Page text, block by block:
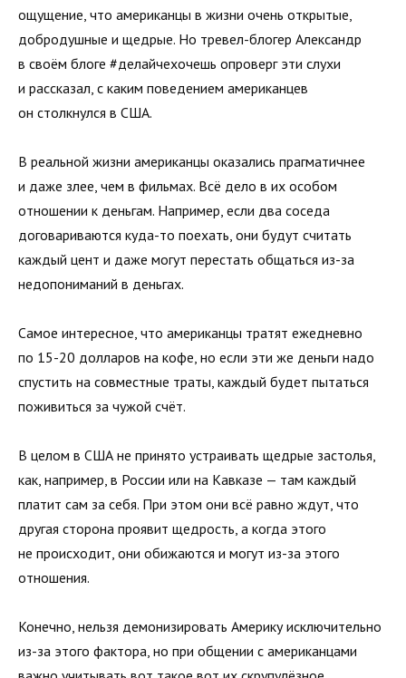
ощущение, что американцы в жизни очень открытые,
добродушные и щедрые. Но тревел-блогер Александр
в своём блоге #делайчехочешь опроверг эти слухи
и рассказал, с каким поведением американцев
он столкнулся в США.
В реальной жизни американцы оказались прагматичнее
и даже злее, чем в фильмах. Всё дело в их особом
отношении к деньгам. Например, если два соседа
договариваются куда-то поехать, они будут считать
каждый цент и даже могут перестать общаться из-за
недопониманий в деньгах.
Самое интересное, что американцы тратят ежедневно
по 15-20 долларов на кофе, но если эти же деньги надо
спустить на совместные траты, каждый будет пытаться
поживиться за чужой счёт.
В целом в США не принято устраивать щедрые застолья,
как, например, в России или на Кавказе — там каждый
платит сам за себя. При этом они всё равно ждут, что
другая сторона проявит щедрость, а когда этого
не происходит, они обижаются и могут из-за этого
отношения.
Конечно, нельзя демонизировать Америку исключительно
из-за этого фактора, но при общении с американцами